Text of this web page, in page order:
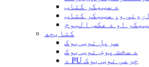
د سټیکر کتاب
وړ سټیکر کتاب
او د عکس البوم
کتابچه
سرپل نوټ بوک
د سخت پوښ نوټ بوک
د PU چرمی نوټ بوک